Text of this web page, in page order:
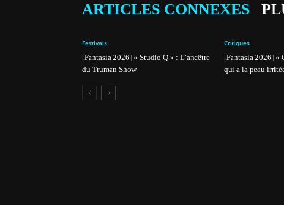
ARTICLES CONNEXES
Festivals
[Fantasia 2026] « Studio Q » : L’ancêtre
du Truman Show
Critiques
[Fantasia 2026] «
qui a la peau